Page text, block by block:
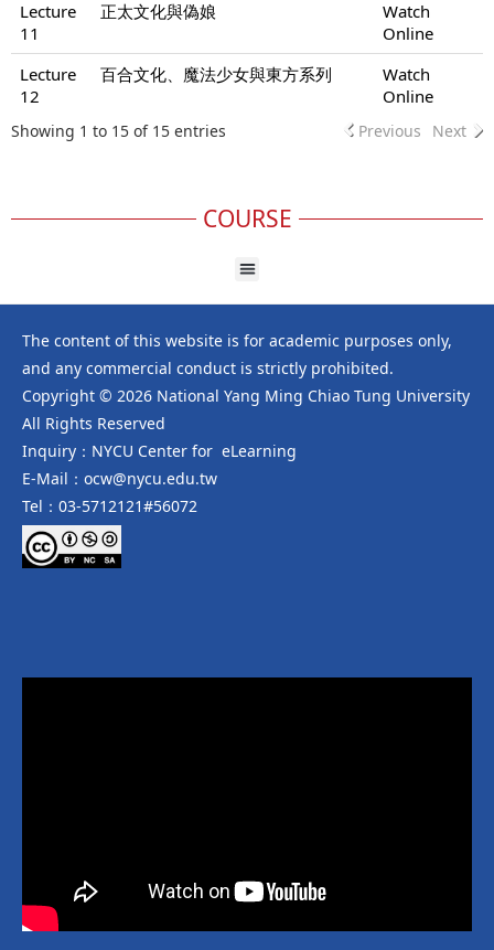
Lecture
11
正太文化與偽娘
Watch
Online
Lecture
12
百合文化、魔法少女與東方系列
Watch
Online
Showing 1 to 15 of 15 entries Previous Next
COURSE
The content of this website is for academic purposes only,
and any commercial conduct is strictly prohibited.
Copyright © 2026 National Yang Ming Chiao Tung University
All Rights Reserved
Inquiry：NYCU Center for eLearning
E-Mail：ocw@nycu.edu.tw
Tel：03-5712121#56072